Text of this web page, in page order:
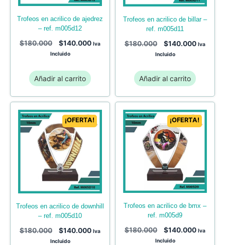
trofeos en acrilico de ajedrez
– ref. m005d12
$180.000 $140.000 Iva
Incluido
Añadir al carrito
trofeos en acrilico de billar –
ref. m005d11
$180.000 $140.000 Iva
Incluido
Añadir al carrito
¡OFERTA!
trofeos en acrilico de downhill
– ref. m005d10
$180.000 $140.000 Iva
Incluido
¡OFERTA!
trofeos en acrilico de bmx –
ref. m005d9
$180.000 $140.000 Iva
Incluido